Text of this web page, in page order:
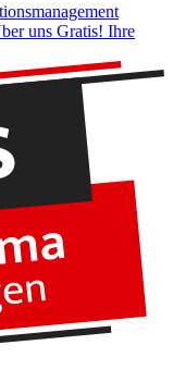
uns Gratis! Ihre